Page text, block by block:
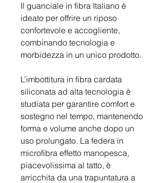
Il guanciale in fibra Italiano è
ideato per offrire un riposo
confortevole e accogliente,
combinando tecnologia e
morbidezza in un unico prodotto.
L’imbottitura in fibra cardata
siliconata ad alta tecnologia è
studiata per garantire comfort e
sostegno nel tempo, mantenendo
forma e volume anche dopo un
uso prolungato. La federa in
microfibra effetto manopesca,
piacevolissima al tatto, è
arricchita da una trapuntatura a